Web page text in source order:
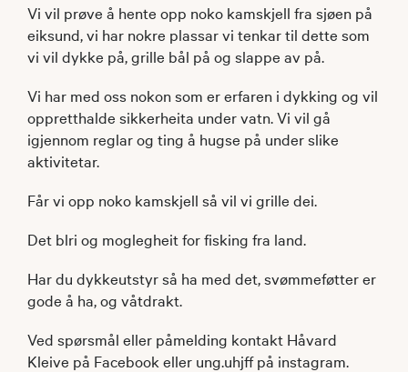
Vi vil prøve å hente opp noko kamskjell fra sjøen på
eiksund, vi har nokre plassar vi tenkar til dette som
vi vil dykke på, grille bål på og slappe av på.
Vi har med oss nokon som er erfaren i dykking og vil
oppretthalde sikkerheita under vatn. Vi vil gå
igjennom reglar og ting å hugse på under slike
aktivitetar.
Får vi opp noko kamskjell så vil vi grille dei.
Det blri og moglegheit for fisking fra land.
Har du dykkeutstyr så ha med det, svømmeføtter er
gode å ha, og våtdrakt.
Ved spørsmål eller påmelding kontakt Håvard
Kleive på Facebook eller ung.uhjff på instagram.